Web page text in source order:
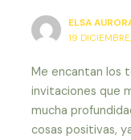
ELSA
19
Me encantan los
invitaciones que
mucha
cosas positivas,